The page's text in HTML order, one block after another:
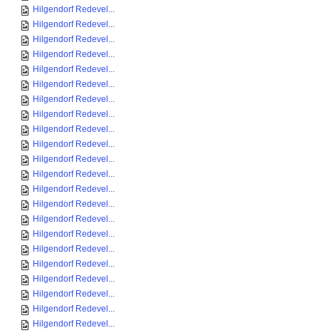
Hilgendorf Redevel...
Hilgendorf Redevel...
Hilgendorf Redevel...
Hilgendorf Redevel...
Hilgendorf Redevel...
Hilgendorf Redevel...
Hilgendorf Redevel...
Hilgendorf Redevel...
Hilgendorf Redevel...
Hilgendorf Redevel...
Hilgendorf Redevel...
Hilgendorf Redevel...
Hilgendorf Redevel...
Hilgendorf Redevel...
Hilgendorf Redevel...
Hilgendorf Redevel...
Hilgendorf Redevel...
Hilgendorf Redevel...
Hilgendorf Redevel...
Hilgendorf Redevel...
Hilgendorf Redevel...
Hilgendorf Redevel...